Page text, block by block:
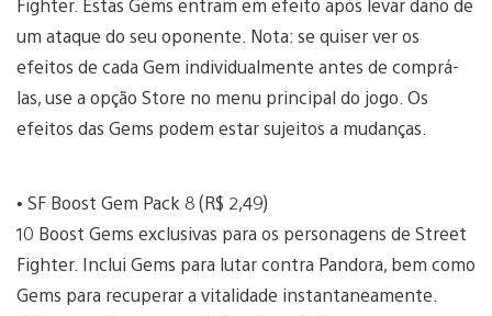
Fighter. Estas Gems entram em efeito após levar dano de
um ataque do seu oponente. Nota: se quiser ver os
efeitos de cada Gem individualmente antes de comprá-
las, use a opção Store no menu principal do jogo. Os
efeitos das Gems podem estar sujeitos a mudanças.
• SF Boost Gem Pack 8 (R$ 2,49)
10 Boost Gems exclusivas para os personagens de Street
Fighter. Inclui Gems para lutar contra Pandora, bem como
Gems para recuperar a vitalidade instantaneamente.